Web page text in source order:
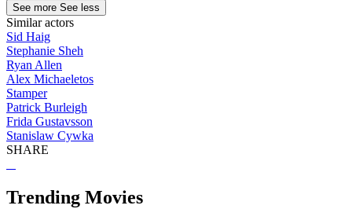
See more See less
Similar actors
Sid Haig
Stephanie Sheh
Ryan Allen
Alex Michaeletos
Stamper
Patrick Burleigh
Frida Gustavsson
Stanislaw Cywka
SHARE
Trending Movies